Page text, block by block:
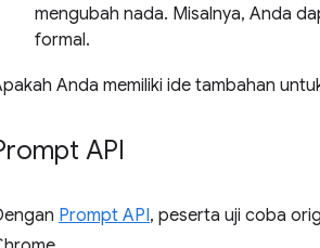
mengubah nada. Misalnya, Anda
formal.
Anda memiliki ide tambahan
API
Prompt API, peserta uji coba